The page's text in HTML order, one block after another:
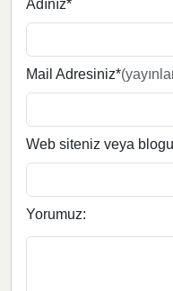
Adınız*
Mail Adresiniz*
Web siteniz veya
Yorumuz: